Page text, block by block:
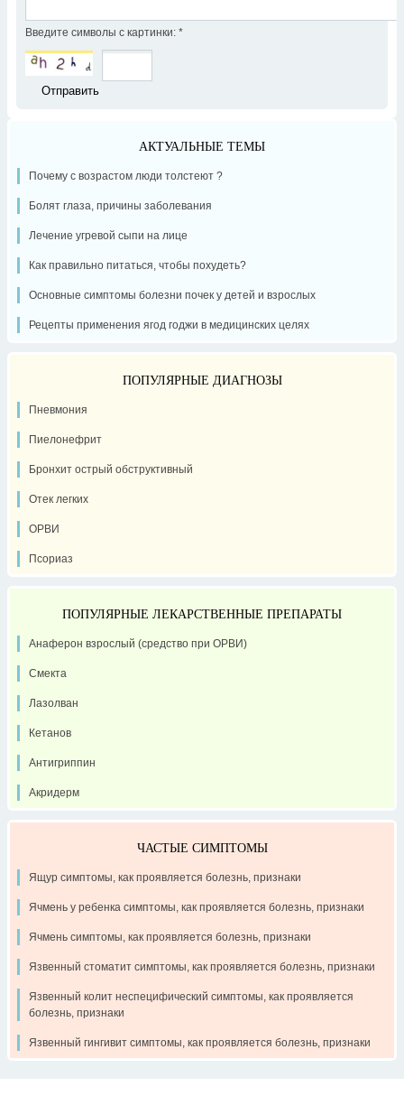
Введите символы с картинки: *
АКТУАЛЬНЫЕ ТЕМЫ
Почему с возрастом люди толстеют ?
Болят глаза, причины заболевания
Лечение угревой сыпи на лице
Как правильно питаться, чтобы похудеть?
Основные симптомы болезни почек у детей и взрослых
Рецепты применения ягод годжи в медицинских целях
ПОПУЛЯРНЫЕ ДИАГНОЗЫ
Пневмония
Пиелонефрит
Бронхит острый обструктивный
Отек легких
ОРВИ
Псориаз
ПОПУЛЯРНЫЕ ЛЕКАРСТВЕННЫЕ ПРЕПАРАТЫ
Анаферон взрослый (средство при ОРВИ)
Смекта
Лазолван
Кетанов
Антигриппин
Акридерм
ЧАСТЫЕ СИМПТОМЫ
Ящур симптомы, как проявляется болезнь, признаки
Ячмень у ребенка симптомы, как проявляется болезнь, признаки
Ячмень симптомы, как проявляется болезнь, признаки
Язвенный стоматит симптомы, как проявляется болезнь, признаки
Язвенный колит неспецифический симптомы, как проявляется
болезнь, признаки
Язвенный гингивит симптомы, как проявляется болезнь, признаки